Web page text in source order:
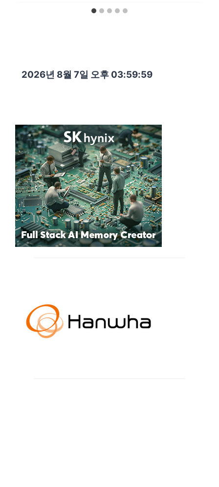
2026년 8월 7일 오후 04:00:00